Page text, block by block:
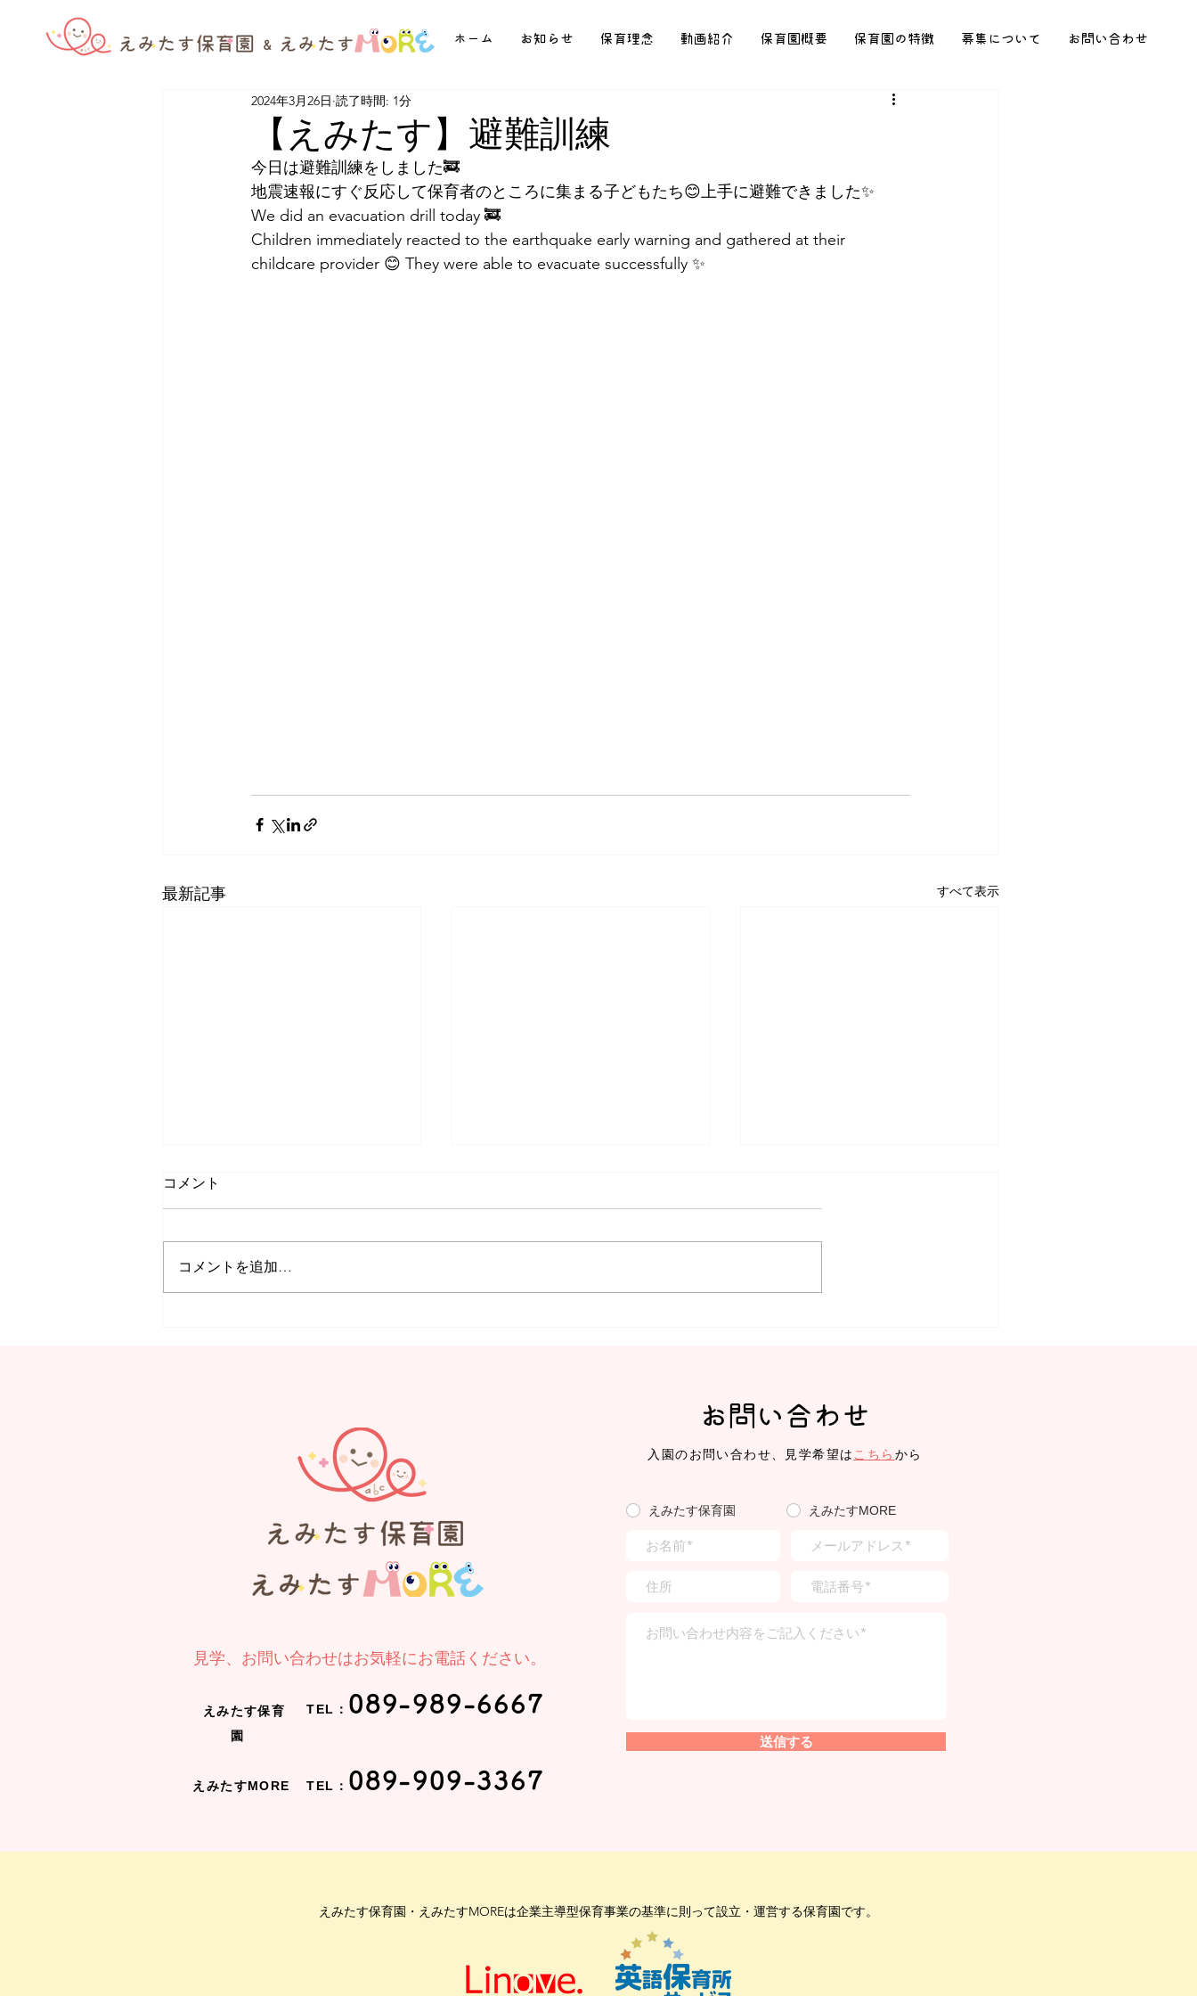
ホーム お知らせ 保育理念 動画紹介 保育園概要 保育園の特徴 募集について お問い合わせ
【えみたす】避難訓練
2024年3月26日 読了時間: 1分
今日は避難訓練をしました🚒
地震速報にすぐ反応して保育者のところに集まる子どもたち😊上手に避難できました✨
We did an evacuation drill today 🚒
Children immediately reacted to the earthquake early warning and gathered at their
childcare provider 😊 They were able to evacuate successfully ✨
最新記事 すべて表示
コメント
コメントを追加…
えみたす保育園・えみたすMOREは企業主導型保育事業の基準に則って設立・運営する保育園です。
見学、お問い合わせはお気軽にお電話ください。
えみたす保育
園
TEL： 089-989-6667
えみたすMORE TEL： 089-909-3367
お問い合わせ
入園のお問い合わせ、見学希望は こちら から
えみたす保育園 えみたすMORE
送信する